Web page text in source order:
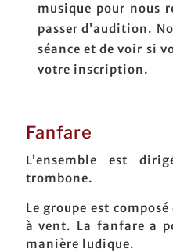
musique pour nous
passer d’audition.
séance et de voir si
votre inscription.
Fanfare
L’ensemble est
trombone.
Le groupe est
à vent. La fanfare a
manière ludique.